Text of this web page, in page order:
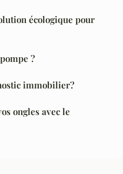
écologique pour
?
immobilier?
ongles avec le